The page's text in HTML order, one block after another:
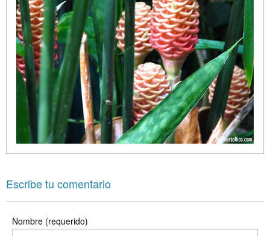
Escribe tu comentario
Nombre (requerido)